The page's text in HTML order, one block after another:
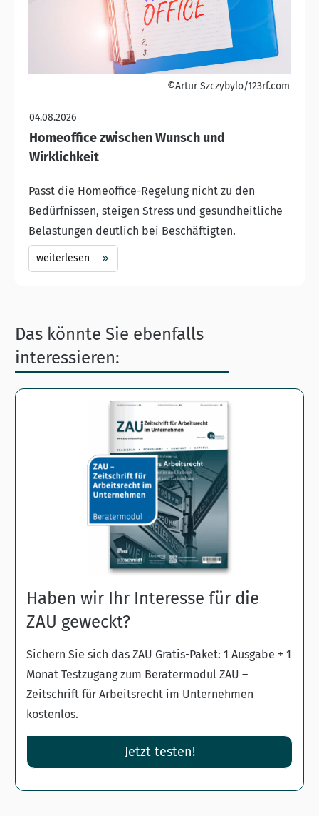
©Artur Szczybylo/123rf.com
04.08.2026
Homeoffice zwischen Wunsch und
Wirklichkeit
Passt die Homeoffice-Regelung nicht zu den
Bedürfnissen, steigen Stress und gesundheitliche
Belastungen deutlich bei Beschäftigten.
weiterlesen
Das könnte Sie ebenfalls
interessieren:
Haben wir Ihr Interesse für die
ZAU geweckt?
Sichern Sie sich das ZAU Gratis-Paket: 1 Ausgabe + 1
Monat Testzugang zum Beratermodul ZAU –
Zeitschrift für Arbeitsrecht im Unternehmen
kostenlos.
Jetzt testen!